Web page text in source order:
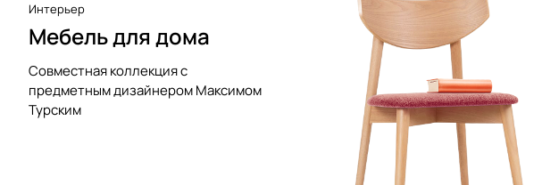
Интерьер
Мебель для дома
Совместная коллекция с
предметным дизайнером Максимом
Турским